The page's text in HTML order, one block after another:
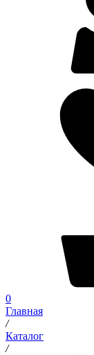
0
Главная
/
Каталог
/